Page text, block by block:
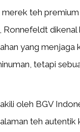
teh
yang menjaga
tetapi
oleh BGV
teh